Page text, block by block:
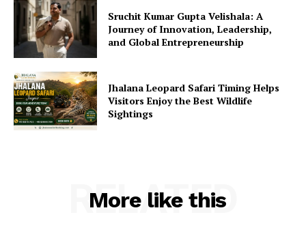
Sruchit Kumar Gupta Velishala: A
Journey of Innovation, Leadership,
and Global Entrepreneurship
Jhalana Leopard Safari Timing Helps
Visitors Enjoy the Best Wildlife
Sightings
More like this
RELATED